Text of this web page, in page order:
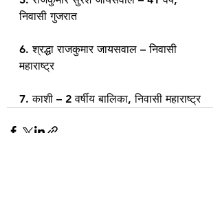
निवासी गुजरात
6. श्रद्धा राजकुमार जायसवाल – निवासी
महाराष्ट्र
7. काशी – 2 वर्षीय बालिका, निवासी महाराष्ट्र